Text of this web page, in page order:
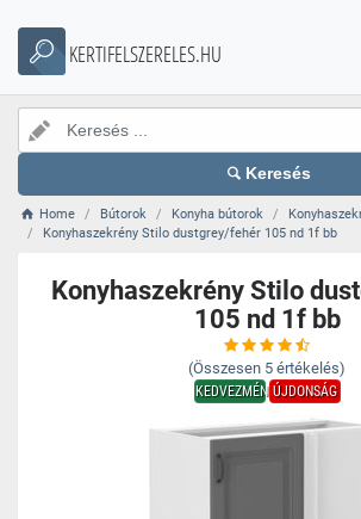
KERTIFELSZERELES.HU
Keresés
Home Bútorok Konyha bútorok
Konyhaszekrény Stilo dustgrey/fehér 105 nd 1f bb
Konyhaszekrény Stilo
105 nd 1f bb
(Összesen 5 értékelés)
KEDVEZMÉNYÚJDONSÁG